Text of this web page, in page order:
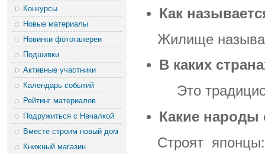
Конкурсы
Новые материалы
Новинки фотогалереи
Подшивки
Активные участники
Календарь событий
Рейтинг материалов
Подружиться с Началкой
Вместе строим новый дом
Книжный магазин
Как
Жилище
В каких
Это
Какие народы
Строят